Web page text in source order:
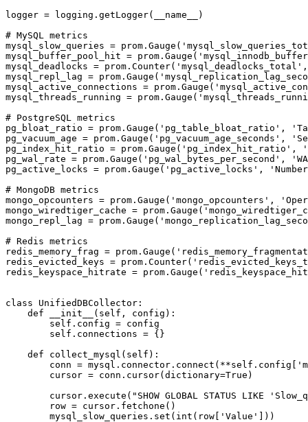
logger = logging.getLogger(__name__)
# MySQL metrics
mysql_slow_queries =
mysql_buffer_pool_hit =
mysql_deadlocks =
mysql_repl_lag =
mysql_active_connections =
mysql_threads_running =
# PostgreSQL metrics
pg_bloat_ratio = prom.Gauge('pg_table_bloat_ratio',
pg_vacuum_age =
pg_index_hit_ratio =
pg_wal_rate = prom.Gauge('pg_wal_bytes_per_second',
pg_active_locks = prom.Gauge('pg_active_locks',
# MongoDB metrics
mongo_opcounters = prom.Gauge('mongo_opcounters',
mongo_wiredtiger_cache =
mongo_repl_lag =
# Redis metrics
redis_memory_frag =
redis_evicted_keys =
redis_keyspace_hitrate =
class UnifiedDBCollector:
    def __init__(self, config):
        self.config = config
        self.connections = {}
    def collect_mysql(self):
conn =
        cursor = conn.cursor(dictionary=True)
cursor.execute("SHOW GLOBAL STATUS LIKE
        row = cursor.fetchone()
        mysql_slow_queries.set(int(row['Value']))